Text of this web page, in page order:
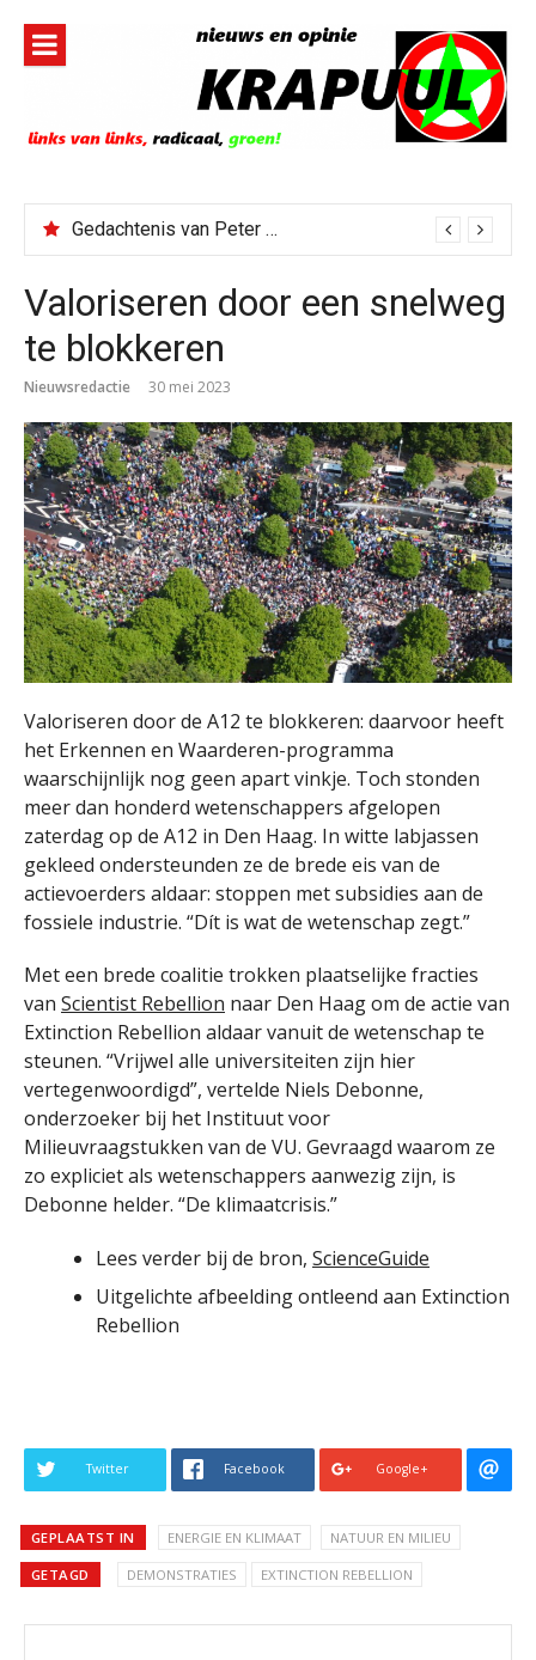
inhoud
Gedachtenis van Peter Faber
Valoriseren door een snelweg
te blokkeren
Nieuwsredactie 30 mei 2023
Valoriseren door de A12 te blokkeren: daarvoor heeft
het Erkennen en Waarderen-programma
waarschijnlijk nog geen apart vinkje. Toch stonden
meer dan honderd wetenschappers afgelopen
zaterdag op de A12 in Den Haag. In witte labjassen
gekleed ondersteunden ze de brede eis van de
actievoerders aldaar: stoppen met subsidies aan de
fossiele industrie. “Dít is wat de wetenschap zegt.”
Met een brede coalitie trokken plaatselijke fracties
van Scientist Rebellion naar Den Haag om de actie van
Extinction Rebellion aldaar vanuit de wetenschap te
steunen. “Vrijwel alle universiteiten zijn hier
vertegenwoordigd”, vertelde Niels Debonne,
onderzoeker bij het Instituut voor
Milieuvraagstukken van de VU. Gevraagd waarom ze
zo expliciet als wetenschappers aanwezig zijn, is
Debonne helder. “De klimaatcrisis.”
Lees verder bij de bron, ScienceGuide
Uitgelichte afbeelding ontleend aan Extinction
Rebellion
Twitter Facebook Google+
GEPLAATST IN ENERGIE EN KLIMAAT NATUUR EN MILIEU
GETAGD DEMONSTRATIES EXTINCTION REBELLION